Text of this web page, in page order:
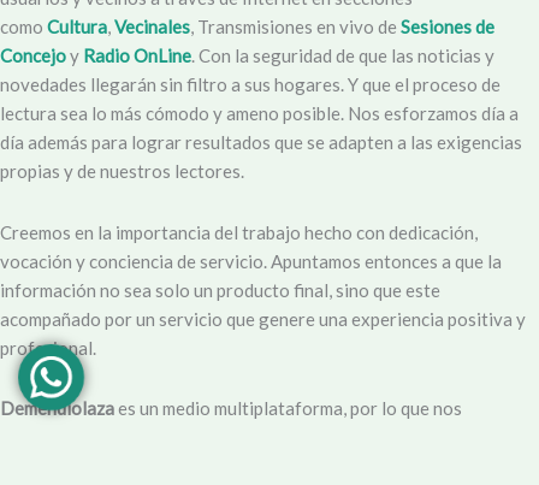
como Cultura,Vecinales, Transmisiones en vivo de Sesiones de
Concejoy Radio OnLine. Con la seguridad de que las noticias y
novedades llegarán sin filtro a sus hogares. Y que el proceso de
lectura sea lo más cómodo y ameno posible. Nos esforzamos día a
día además para lograr resultados que se adapten a las exigencias
propias y de nuestros lectores.
Creemos en la importancia del trabajo hecho con dedicación,
vocación y conciencia de servicio. Apuntamos entonces a que la
información no sea solo un producto final, sino que este
acompañado por un servicio que genere una experiencia positiva y
profesional.
Demendiolazaes un medio multiplataforma, por lo que nos